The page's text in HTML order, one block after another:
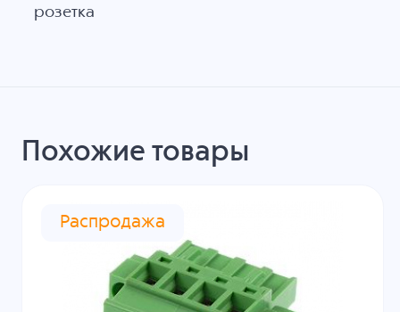
розетка
Похожие товары
Распродажа